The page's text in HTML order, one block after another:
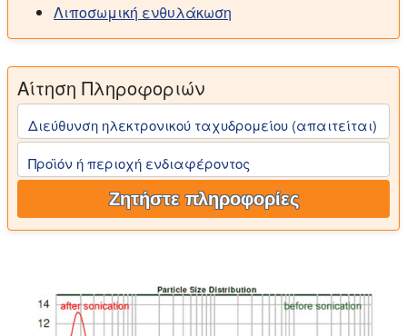
Λιποσωμική ενθυλάκωση
Αίτηση Πληροφοριών
Διεύθυνση ηλεκτρονικού ταχυδρομείου (απαιτείται)
Προϊόν ή περιοχή ενδιαφέροντος
Ζητήστε πληροφορίες